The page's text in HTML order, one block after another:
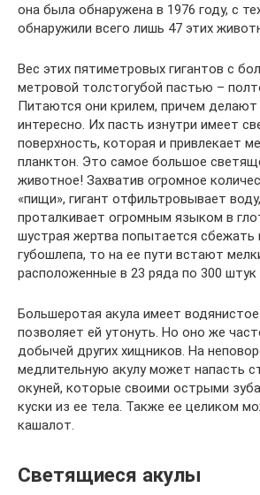
она была обнаружена в 1976 году, с
обнаружили всего лишь 47 этих
Вес этих пятиметровых гигантов с
метровой толстогубой пастью –
Питаются они крилем, причем делают
интересно. Их пасть изнутри имеет
поверхность, которая и привлекает
планктон. Это самое большое
животное! Захватив огромное
«пищи», гигант отфильтровывает
проталкивает огромным языком в
шустрая жертва попытается сбежать
губошлепа, то на ее пути встают
расположенные в 23 ряда по 300
Большеротая акула имеет
позволяет ей утонуть. Но оно же
добычей других хищников. На
медлительную акулу может напасть
окуней, которые своими острыми
куски из ее тела. Также ее целиком
кашалот.
Светящиеся акулы